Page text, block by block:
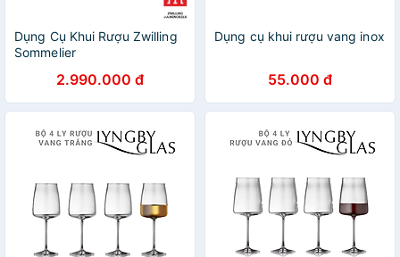
Dụng Cụ Khui Rượu Zwilling
Sommelier
2.990.000 đ
Dụng cụ khui rượu vang inox
55.000 đ